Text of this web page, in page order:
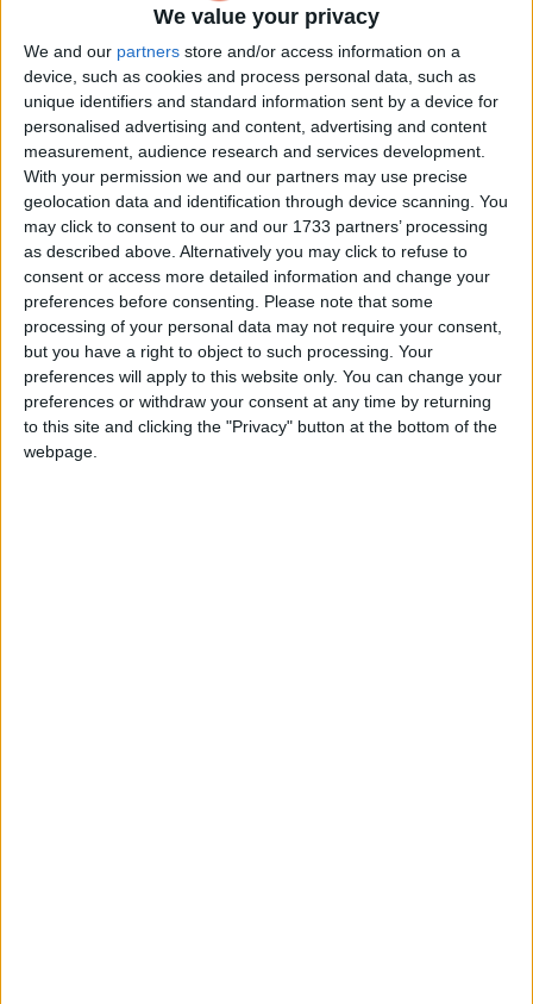
We value your privacy
We and our partners store and/or access information on a
device, such as cookies and process personal data, such as
unique identifiers and standard information sent by a device for
personalised advertising and content, advertising and content
measurement, audience research and services development.
With your permission we and our partners may use precise
geolocation data and identification through device scanning. You
may click to consent to our and our 1733 partners’ processing
as described above. Alternatively you may click to refuse to
consent or access more detailed information and change your
preferences before consenting. Please note that some
processing of your personal data may not require your consent,
but you have a right to object to such processing. Your
preferences will apply to this website only. You can change your
preferences or withdraw your consent at any time by returning
to this site and clicking the "Privacy" button at the bottom of the
webpage.
expliqués que és bo sortir a caminar o que tots hauríem de
menjar més verdura. Dono per fet que en les seves
paraules no hi havia la intenció de ferir ningú ni de sentir-se
per sobre dels que no viatgen com ella. Només era
l’apreciació d’algú que creu que si no hi ha més persones
que donen la volta al món és perquè no volen. Algú que, des
de la seva vida resolta i folgada, es pot permetre passar
quatre mesos fora de casa i pagar 31.000 euros –extres a
part– i veure-ho com la cosa més normal del món. N’hi ha
moltes de persones com la Maite. Persones que, en la
bombolla del seu món feliç, es creuen que la vida és una
tómbola com aquella que cantava la Marisol. Quin greu que
ningú els hagi dit que n’hi ha que no saben com arribar a
final de mes, i que fer ostentació del seu benestar davant
d’elles és una ofensa i una bufetada a la seva dignitat.
Arxivat a:
Opinió